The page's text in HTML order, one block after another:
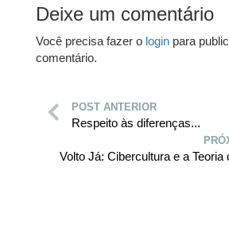
Deixe um comentário
Você precisa fazer o login para
comentário.
POST ANTERIOR
Respeito às diferenças...
Volto Já: Cibercultura e a Teoria